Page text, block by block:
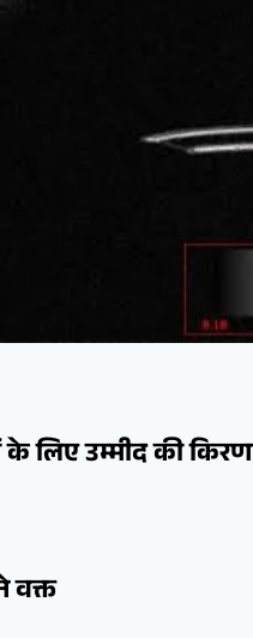
के लिए उम्मीद की किरण
वक्त